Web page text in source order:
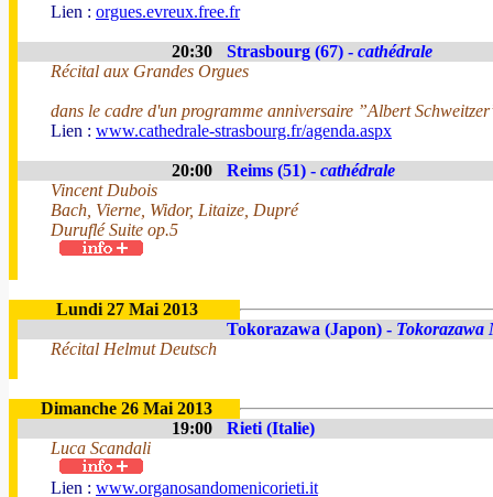
Lien : orgues.evreux.free.fr
20:30 Strasbourg (67) - cathédrale
Récital aux Grandes Orgues
dans le cadre d'un programme anniversaire ”Albert
Lien : www.cathedrale-strasbourg.fr/agenda.aspx
20:00 Reims (51) - cathédrale
Vincent Dubois
Bach, Vierne, Widor, Litaize, Dupré
Duruflé Suite op.5
Lundi 27 Mai 2013
Tokorazawa (Japon) - Tokorazawa
Récital Helmut Deutsch
Dimanche 26 Mai 2013
19:00
Rieti (Italie)
Luca Scandali
Lien : www.organosandomenicorieti.it